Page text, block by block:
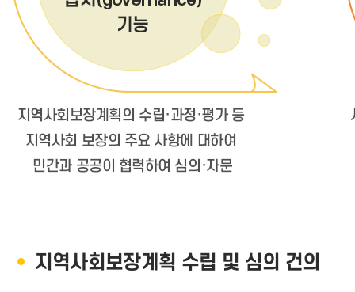
지역사회보장계획 수립 및 심의 건의